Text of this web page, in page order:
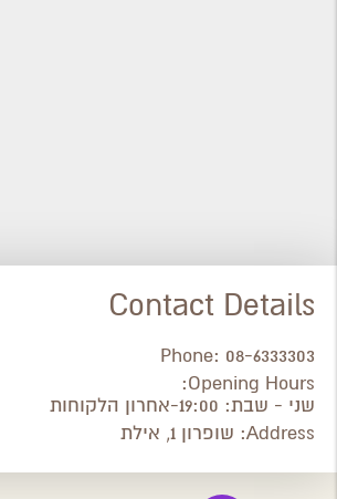
Contact Details
Phone: 08-6333303
Opening Hours:
שני - שבת: 19:00-אחרון הלקוחות
Address: שופרון 1, אילת